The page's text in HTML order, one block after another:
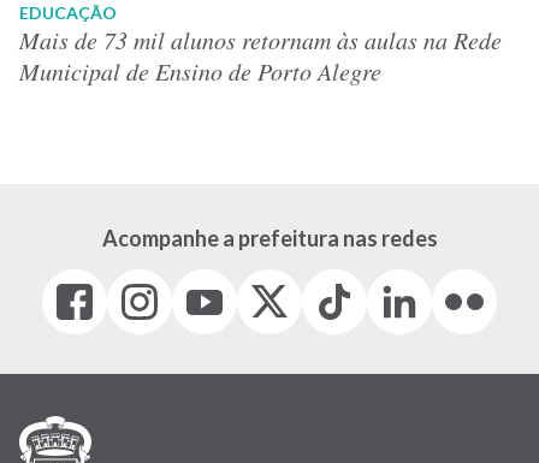
EDUCAÇÃO
Mais de 73 mil alunos retornam às aulas na Rede
Municipal de Ensino de Porto Alegre
Acompanhe a prefeitura nas redes
Facebook
(link
em
janela)
Instagram
(link
em
(link
em
(Antigo
(link
Tiktok
(link
em
LinkedIn
(link
em
(link
em